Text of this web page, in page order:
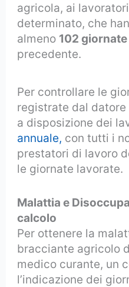
agricola, ai
determinato, che
almeno 102 giornate
precedente.
Per controllare le
registrate dal datore
a disposizione dei
annuale, con tutti i
prestatori di lavoro
le giornate lavorate.
Malattia e
calcolo
Per ottenere la
bracciante agricolo
medico curante, un
l’indicazione dei